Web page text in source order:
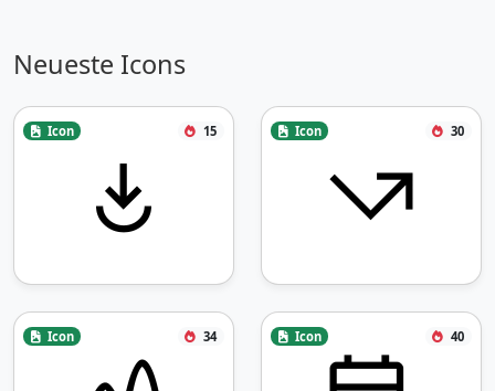
Neueste Icons
Icon 15 Icon 30
Icon 34 Icon 40